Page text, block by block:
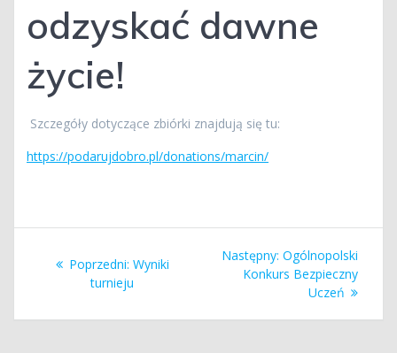
odzyskać dawne
życie!
Szczegóły dotyczące zbiórki znajdują się tu:
https://podarujdobro.pl/donations/marcin/
wpisuPoprzedni: Poprzedni
wpis:
Wyniki
turnieju
Następny: Następny
wpis:
Ogólnopolski
Konkurs Bezpieczny
Uczeń